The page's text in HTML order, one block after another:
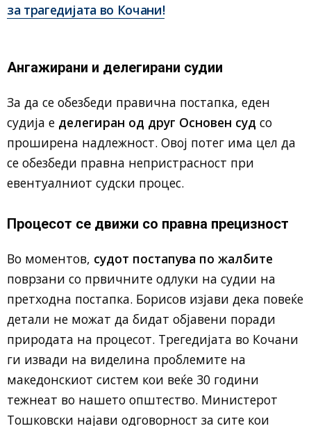
за трагедијата во Кочани!
Ангажирани и делегирани судии
За да се обезбеди правична постапка, еден
судија е делегиран од друг Основен суд со
проширена надлежност. Овој потег има цел да
се обезбеди правна непристрасност при
евентуалниот судски процес.
Процесот се движи со правна прецизност
Во моментов, судот постапува по жалбите
поврзани со првичните одлуки на судии на
претходна постапка. Борисов изјави дека повеќе
детали не можат да бидат објавени поради
природата на процесот. Трегедијата во Кочани
ги извади на виделина проблемите на
македонскиот систем кои веќе 30 години
тежнеат во нашето општество. Министерот
Тошковски најави одговорност за сите кои